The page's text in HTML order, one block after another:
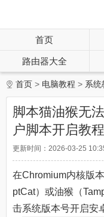
首页
路由器大全
首页 电脑教程 系统
脚本猫油猴无
户脚本开启教程
更新时间：2026-03-25
在Chromium内核版
ptCat）或油猴（
击系统版本号开启安